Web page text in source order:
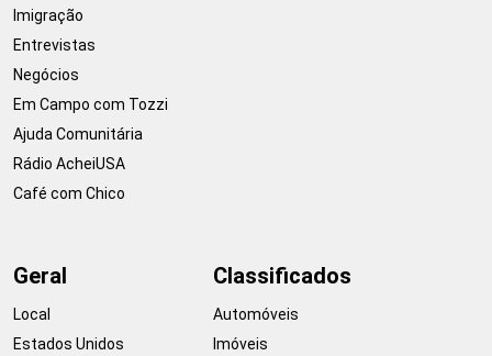
Imigração
Entrevistas
Negócios
Em Campo com Tozzi
Ajuda Comunitária
Rádio AcheiUSA
Café com Chico
Geral
Local
Estados Unidos
Classificados
Automóveis
Imóveis